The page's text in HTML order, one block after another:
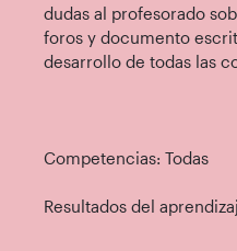
dudas al profesorado
foros y documento
desarrollo de todas las
Competencias: Todas
Resultados del